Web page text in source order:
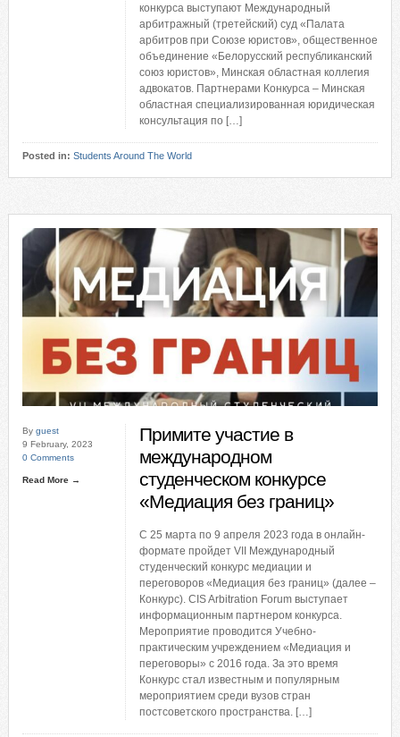
конкурса выступают Международный
арбитражный (третейский) суд «Палата
арбитров при Союзе юристов», общественное
объединение «Белорусский республиканский
союз юристов», Минская областная коллегия
адвокатов. Партнерами Конкурса – Минская
областная специализированная юридическая
консультация по […]
Posted in: Students Around The World
By guest
9 February, 2023
0 Comments
Read More →
Примите участие в
международном
студенческом конкурсе
«Медиация без границ»
С 25 марта по 9 апреля 2023 года в онлайн-
формате пройдет VII Международный
студенческий конкурс медиации и
переговоров «Медиация без границ» (далее –
Конкурс). CIS Arbitration Forum выступает
информационным партнером конкурса.
Мероприятие проводится Учебно-
практическим учреждением «Медиация и
переговоры» с 2016 года. За это время
Конкурс стал известным и популярным
мероприятием среди вузов стран
постсоветского пространства. […]